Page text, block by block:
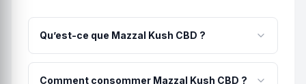
Qu’est-ce que Mazzal Kush CBD ?
🌿 MAZZAL KUSH – Fleur de CBD aux saveurs
authentiques MAZZAL KUSH incarne l’essence de
Comment consommer Mazzal Kush CBD ?